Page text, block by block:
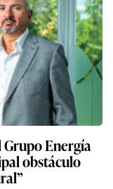
Grupo Energía
obstáculo